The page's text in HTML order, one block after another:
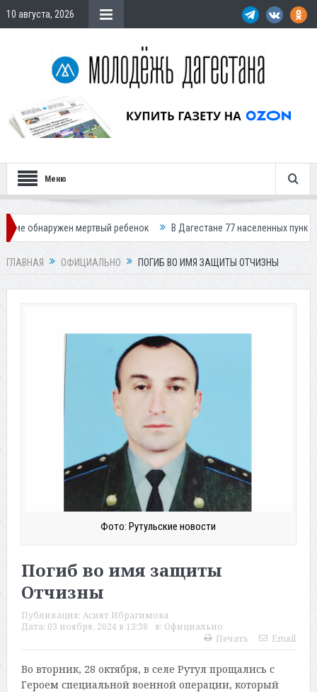
10 августа, 2026
Меню
мертвый ребенок В Дагестане 77 населенных пунктов остались
ГЛАВНАЯ ОФИЦИАЛЬНО ПОГИБ ВО ИМЯ ЗАЩИТЫ ОТЧИЗНЫ
Фото: Рутульские новости
Погиб во имя защиты
Отчизны
Публикация: Асият Ибрагимова
Дата: 03 ноября, 2024 в 13:38 в: Официально
Печать
Email
Во вторник, 28 октября, в селе Рутул прощались с
Героем специальной военной операции, который